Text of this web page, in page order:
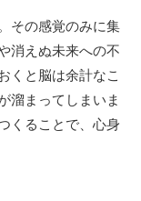
その感覚のみに集
消えぬ未来への不
くと脳は余計なこ
溜まってしまいま
くることで、心身